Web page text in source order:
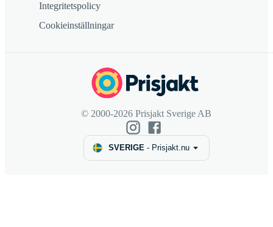
Integritetspolicy
Cookieinställningar
© 2000-2026 Prisjakt Sverige AB
SVERIGE- Prisjakt.nu